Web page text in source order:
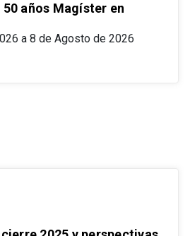
años Magíster en
a 8 de Agosto de 2026